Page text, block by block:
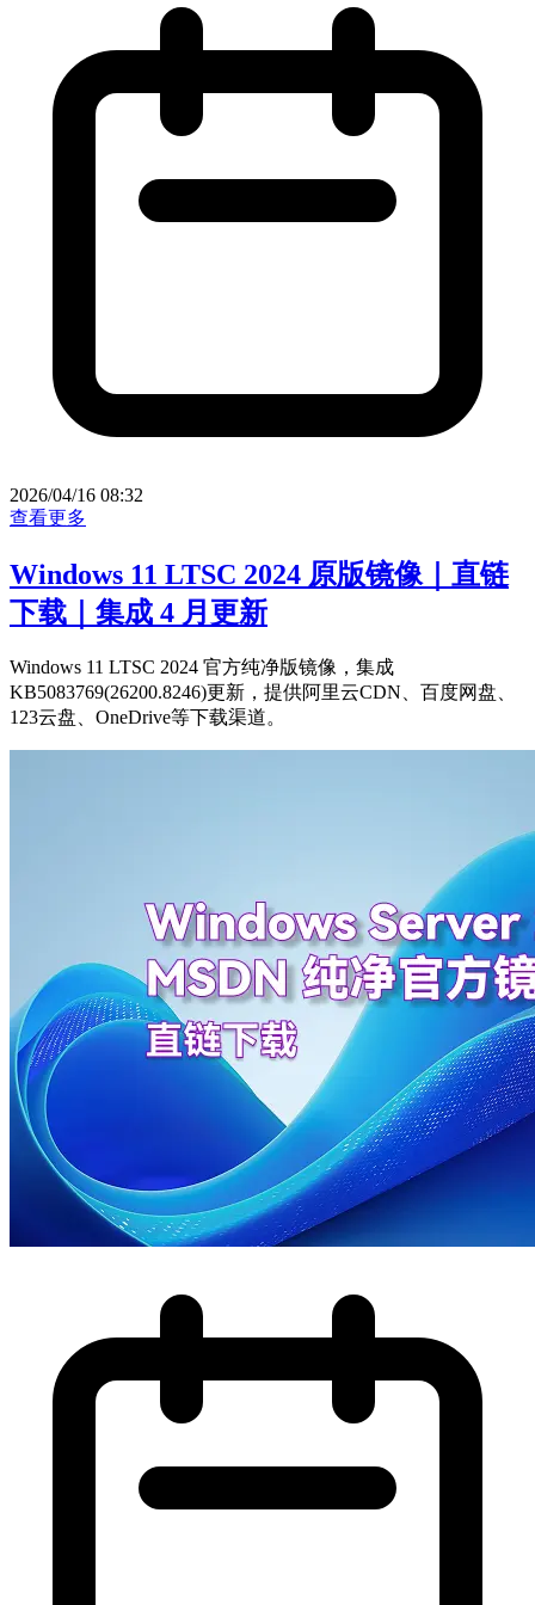
2026/04/16 08:32
查看更多
Windows 11 LTSC 2024 原版镜像｜直链
下载｜集成 4 月更新
Windows 11 LTSC 2024 官方纯净版镜像，集成
KB5083769(26200.8246)更新，提供阿里云CDN、百度网盘、
123云盘、OneDrive等下载渠道。